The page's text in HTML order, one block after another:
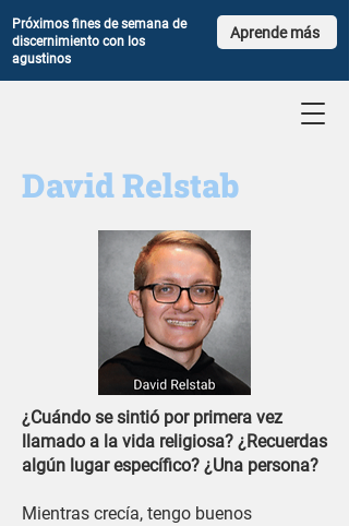
Próximos fines de semana de
discernimiento con los
agustinos
Aprende más
David Relstab
¿Cuándo se sintió por primera vez
llamado a la vida religiosa? ¿Recuerdas
algún lugar específico? ¿Una persona?
Mientras crecía, tengo buenos